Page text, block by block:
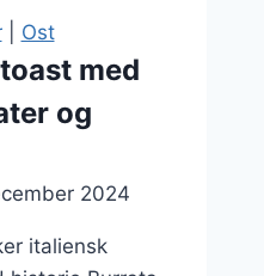
| Ost
med
og
2024
italiensk